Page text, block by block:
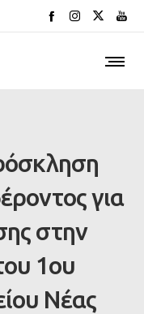
για
στην
1ου
Νέας